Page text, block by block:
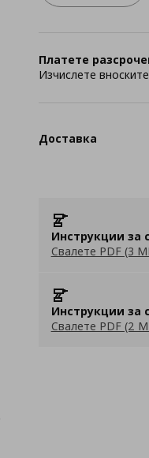
Платете
Изчислете
Доставка
Инструкции за
Свалете PDF (3
Инструкции за
Свалете PDF (2